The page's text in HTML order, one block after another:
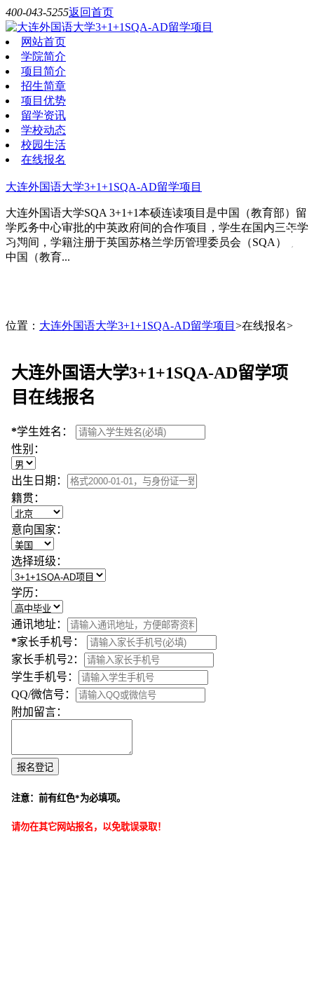
400-043-5255返回首页
网站首页
学院简介
项目简介
招生简章
项目优势
留学资讯
学校动态
校园生活
在线报名
大连外国语大学3+1+1SQA-AD留学项目
大连外国语大学SQA 3+1+1本硕连读项目是中国（教育部）留
学服务中心审批的中英政府间的合作项目，学生在国内三年学
习期间，学籍注册于英国苏格兰学历管理委员会（SQA），
中国（教育...
位置： 大连外国语大学3+1+1SQA-AD留学项目 >在线报名>